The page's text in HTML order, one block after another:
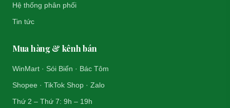
Hệ thống phân phối
Tin tức
Mua hàng & kênh bán
WinMart · Sói Biển · Bác Tôm
Shopee · TikTok Shop · Zalo
Thứ 2 – Thứ 7: 9h – 19h